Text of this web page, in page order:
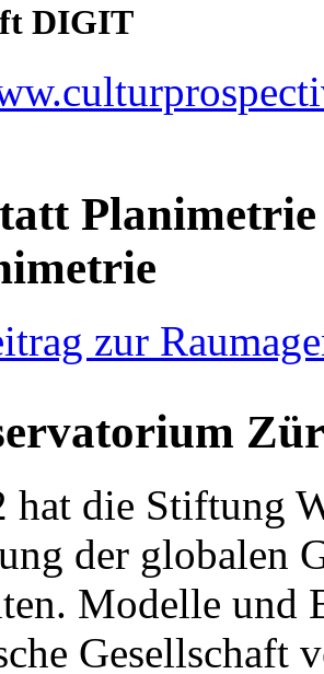
DIGIT
zur
hat die Stiftung
der globalen
Modelle und
Gesellschaft